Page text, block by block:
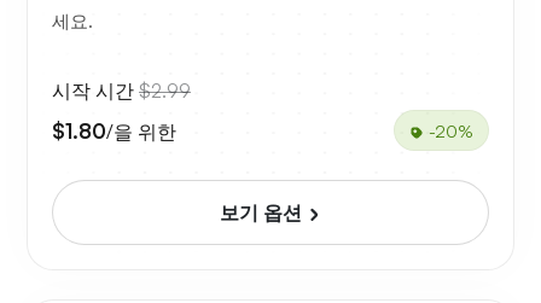
세요.
시작 시간 $2.99
$1.80/을 위한 -20%
보기 옵션